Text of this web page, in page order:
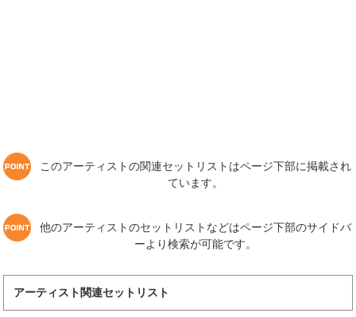
このアーティストの関連セットリストはページ下部に掲載され
ています。
他のアーティストのセットリストなどはページ下部のサイドバ
ーより検索が可能です。
アーティスト関連セットリスト